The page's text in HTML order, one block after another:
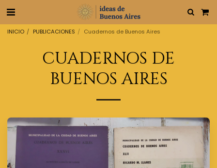
INICIO PUBLICACIONES Cuadernos de Buenos Aires
CUADERNOS DE
BUENOS AIRES